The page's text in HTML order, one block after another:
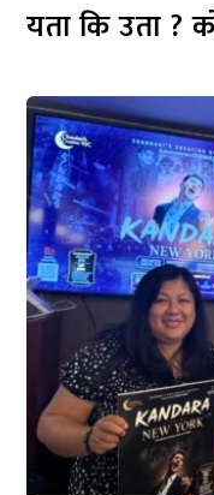
यता कि उता ?